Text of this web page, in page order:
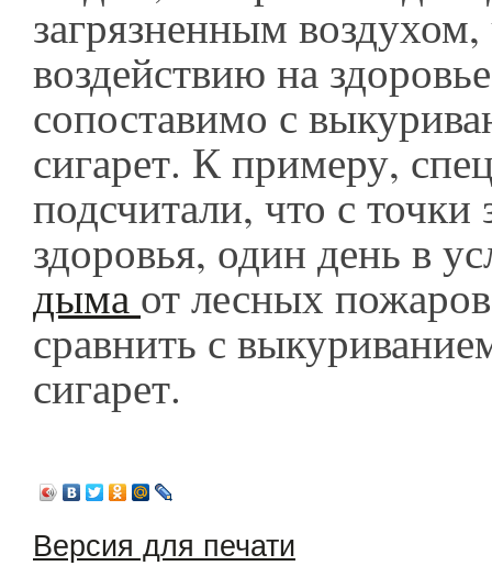
загрязненным
воздействию на
сопоставимо с
сигарет. К примеру,
подсчитали, что с точки
здоровья, один день в
дыма от лесных
сравнить с
сигарет.
Версия для печати